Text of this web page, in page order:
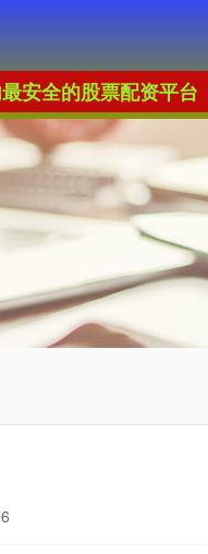
安全的股票配资平台